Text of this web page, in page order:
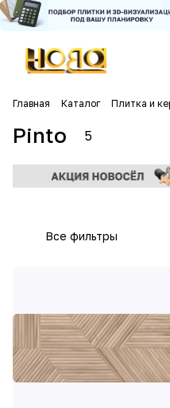
Главная Каталог Плитка и
Pinto 5
Все фильтры